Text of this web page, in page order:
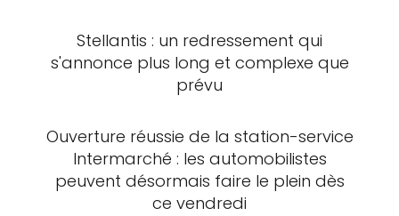
Stellantis : un redressement qui
s'annonce plus long et complexe que
prévu
Ouverture réussie de la station-service
Intermarché : les automobilistes
peuvent désormais faire le plein dès
ce vendredi